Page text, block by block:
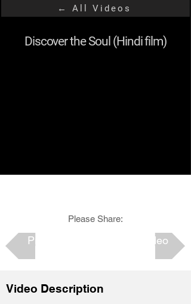
← All Videos
Discover the Soul (Hindi film)
Please Share:
Previous Next Video
Video Description